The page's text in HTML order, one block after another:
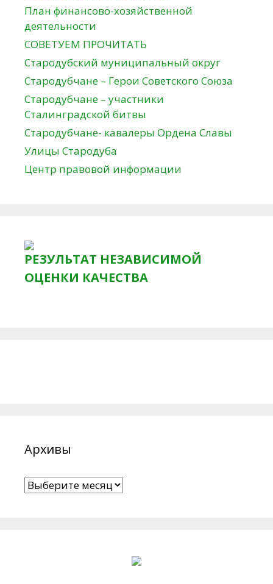
План финансово-хозяйственной
деятельности
СОВЕТУЕМ ПРОЧИТАТЬ
Стародубский муниципальный округ
Стародубчане – Герои Советского Союза
Стародубчане – участники
Сталинградской битвы
Стародубчане- кавалеры Ордена Славы
Улицы Стародуба
Центр правовой информации
РЕЗУЛЬТАТ НЕЗАВИСИМОЙ
ОЦЕНКИ КАЧЕСТВА
Архивы
Архивы